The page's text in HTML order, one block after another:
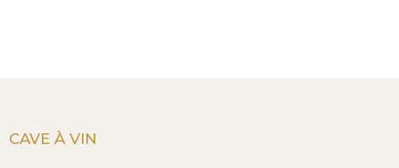
CAVE À VIN